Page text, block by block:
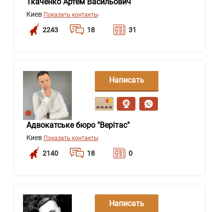
Киев Показать контакты
2243 18 31
Адвокатське бюро "Верітас"
Киев Показать контакты
2140 18 0
Написать
сообщение
Написать